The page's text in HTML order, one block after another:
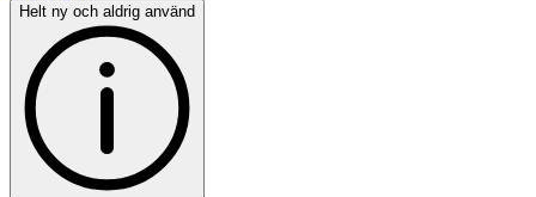
Helt ny och aldrig använd